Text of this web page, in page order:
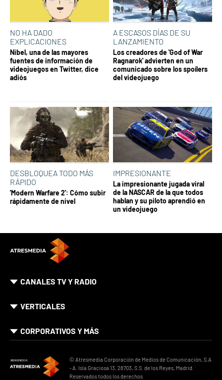
NO HA DADO
EXPLICACIONES
Nibel, una de las mayores
fuentes de información de
videojuegos en Twitter, dice
adiós
A ESCASOS DÍAS DE SU
LANZAMIENTO
Los creadores de 'God of War
Ragnarok' advierten en un
comunicado sobre los spoílers
del videojuego
DESBLOQUEA TODO MÁS
RÁPIDO
'Modern Warfare 2': Cómo subir
rápidamente de nivel
IMPRESIONANTE
La impresionante jugada viral
de la NASCAR de la que todos
hablan y su piloto aprendió en
un videojuego
CANALES TV Y RADIO
VERTICALES
CORPORATIVOS Y MÁS
© Atresmedia Corporación de Medios de Comunicación, S.A
- A. Isla Graciosa 13, 28703, S.S. de los Reyes, Madrid.
Reservados todos los derechos